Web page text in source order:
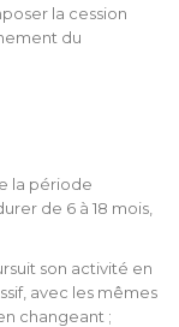
la cession
du
la période
de 6 à 18 mois,
son activité en
avec les mêmes
changeant ;